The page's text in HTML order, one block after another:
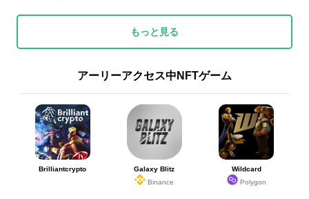
もっと見る
アーリーアクセス中NFTゲーム
Brilliantcrypto
Galaxy Blitz
Binance
Wildcard
Polygon